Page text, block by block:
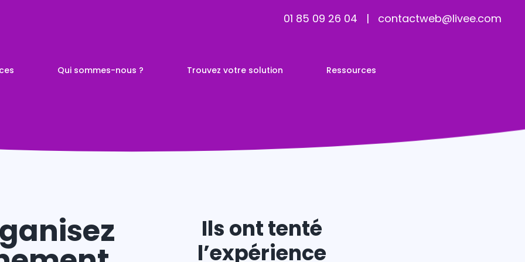
01 85 09 26 04 | contactweb@livee.com
Nantes
Qui sommes-nous ? Trouvez votre solution Ressources
Ils ont tenté
l’expérience